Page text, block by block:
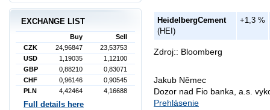
HeidelbergCement
(HEI)
+1,3 %
Zdroj:: Bloomberg
Jakub Němec
Dozor nad Fio banka, a.s.
Prehlásenie
EXCHANGE LIST
Buy
Sell
CZK
24,96847
23,53753
USD
1,19035
1,12100
GBP
0,88210
0,83071
CHF
0,96146
0,90545
PLN
4,42464 4,16688
Full details here